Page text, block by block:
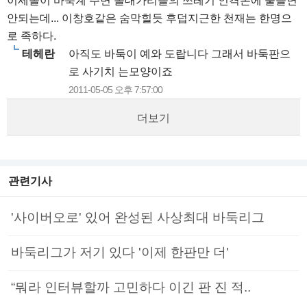
안되는데... 이창호같은 숨막힐듯 후덥지근한 천재는 한명으
로 족하다.
테헤란
아직도 바둑이 예와 도랍니다 그래서 바둑판으
로 사기치 는모양이죠
2011-05-05 오후 7:57:00
더보기
관련기사
'사이버오로' 있어 완성된 사상최대 바둑리그
바둑리그가 저기 있다 '이제 한판만 더'
“뭐라 인터뷰할까 고민하다 이긴 판 진 적..